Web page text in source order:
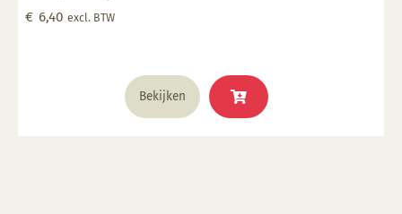
Geschikt voor gebruiksgoed mits er een transparant
€ 6,40 excl. BTW
Bekijken